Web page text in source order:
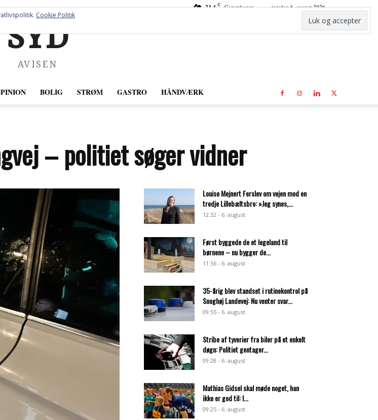
23.4 C Copenhagen torsdag 6. august 2026
SYD
AVISEN
BOLIG STRØM GASTRO HÅNDVÆRK
– politiet søger vidner
Louise Mejnert Ferslev om vejen mod en
tredje Lillebæltsbro: »Jeg synes,...
12:32 - 6. august
Først byggede de et legeland til
børnene – nu bygger de...
11:56 - 6. august
35-årig blev standset i rutinekontrol på
Snoghøj Landevej: Nu venter svar...
09:55 - 6. august
Stribe af tyverier fra biler på et enkelt
døgn: Politiet gentager...
09:28 - 6. august
Mathias Gidsel skal møde noget, han
ikke er god til: I...
09:25 - 6. august
Cookie Politik